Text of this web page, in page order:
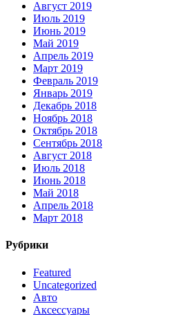
Август 2019
Июль 2019
Июнь 2019
Май 2019
Апрель 2019
Март 2019
Февраль 2019
Январь 2019
Декабрь 2018
Ноябрь 2018
Октябрь 2018
Сентябрь 2018
Август 2018
Июль 2018
Июнь 2018
Май 2018
Апрель 2018
Март 2018
Рубрики
Featured
Uncategorized
Авто
Аксессуары